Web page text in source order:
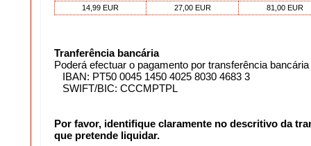
14,99 EUR
27,00 EUR 81,00 EUR
Tranferência bancária
Poderá efectuar o pagamento por transferência
IBAN: PT50 0045 1450 4025 8030 4683 3
SWIFT/BIC: CCCMPTPL
Por favor, identifique claramente no descritivo da
que pretende liquidar.